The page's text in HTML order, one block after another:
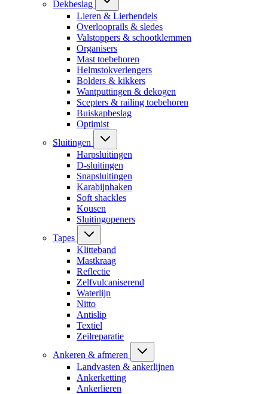
Dekbeslag
Lieren & Lierhendels
Overlooprails & sledes
Valstoppers & schootklemmen
Organisers
Mast toebehoren
Helmstokverlengers
Bolders & kikkers
Wantputtingen & dekogen
Scepters & railing toebehoren
Buiskapbeslag
Optimist
Sluitingen
Harpsluitingen
D-sluitingen
Snapsluitingen
Karabijnhaken
Soft shackles
Kousen
Sluitingopeners
Tapes
Klitteband
Mastkraag
Reflectie
Zelfvulcaniserend
Waterlijn
Nitto
Antislip
Textiel
Zeilreparatie
Ankeren & afmeren
Landvasten & ankerlijnen
Ankerketting
Ankerlieren